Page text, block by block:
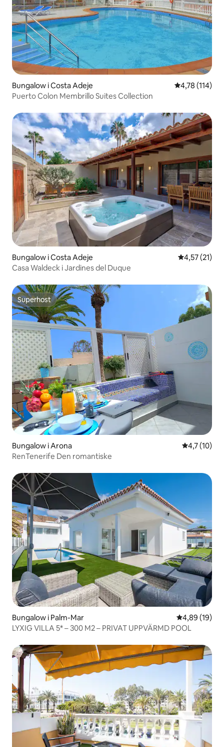
Bungalow i Costa Adeje 4,78 av 5 i
4,78 (114)
Puerto Colon Membrillo Suites Collection
Bungalow i Costa Adeje 4,57 av 5 i
4,57 (21)
Casa Waldeck i Jardines del Duque
Superhost
Superhost
Bungalow i Arona 4,7 av 5 i
4,7 (10)
RenTenerife Den romantiske
Bungalow i Palm-Mar 4,89 av 5 i
4,89 (19)
LYXIG VILLA 5* – 300 M2 – PRIVAT UPPVÄRMD POOL